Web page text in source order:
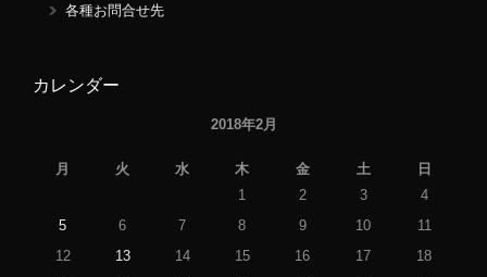
各種お問合せ先
カレンダー
2018年2月
月 火 水 木 金 土
日
1
2 3
4
5
6 7 8 9 10
11
12
13 14 15 16 17
18